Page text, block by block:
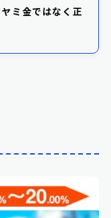
ミ金ではなく正